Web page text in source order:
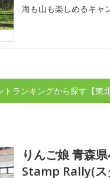
海も山も楽しめるキャ
ランキングから探す【東北
りんご娘 青森
Stamp Rally(ス